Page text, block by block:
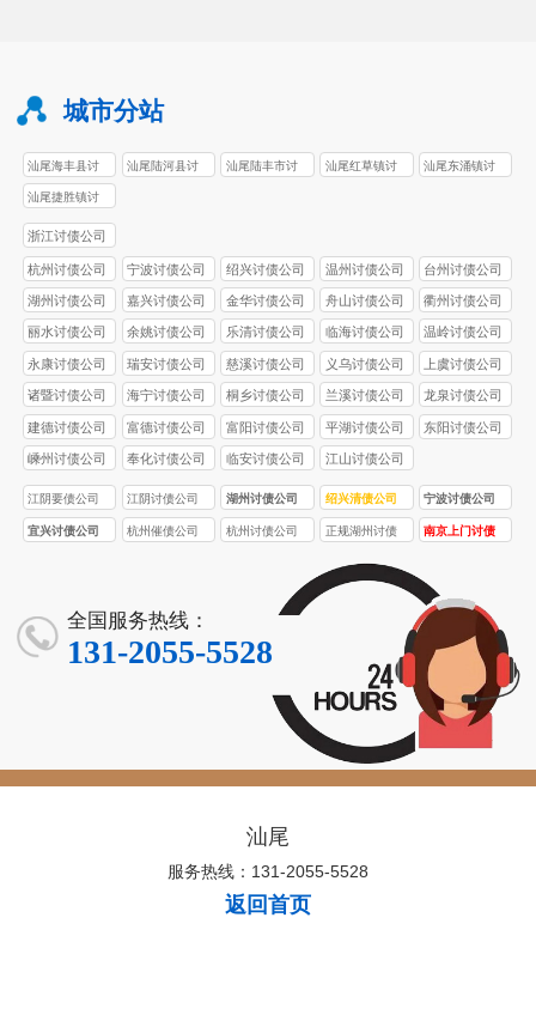
城市分站
汕尾海丰县讨
债公司
汕尾陆河县讨
汕尾陆丰市讨
汕尾红草镇讨
汕尾东涌镇讨
汕尾捷胜镇讨
债公司
浙江讨债公司
杭州讨债公司 宁波讨债公司 绍兴讨债公司 温州讨债公司 台州讨债公司
湖州讨债公司 嘉兴讨债公司 金华讨债公司 舟山讨债公司 衢州讨债公司
丽水讨债公司 余姚讨债公司 乐清讨债公司 临海讨债公司 温岭讨债公司
永康讨债公司 瑞安讨债公司 慈溪讨债公司 义乌讨债公司 上虞讨债公司
诸暨讨债公司 海宁讨债公司 桐乡讨债公司 兰溪讨债公司 龙泉讨债公司
建德讨债公司 富德讨债公司 富阳讨债公司 平湖讨债公司 东阳讨债公司
嵊州讨债公司 奉化讨债公司 临安讨债公司 江山讨债公司
江阴要债公司 江阴讨债公司 湖州讨债公司 绍兴清债公司 宁波讨债公司
宜兴讨债公司 杭州催债公司 杭州讨债公司
正规湖州讨债
南京上门讨债
全国服务热线：
131-2055-5528
汕尾
服务热线：131-2055-5528
返回首页